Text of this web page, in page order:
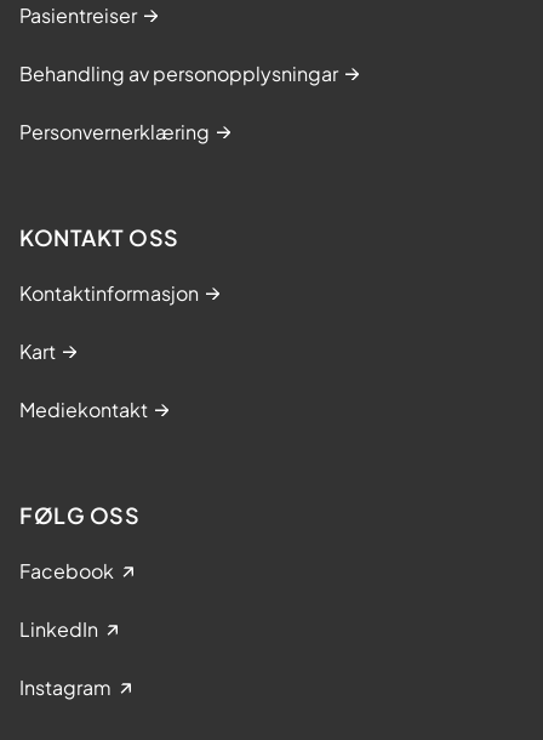
Pasientreiser
Behandling av personopplysningar
Personvernerklæring
KONTAKT OSS
Kontaktinformasjon
Kart
Mediekontakt
FØLG OSS
Facebook
LinkedIn
Instagram